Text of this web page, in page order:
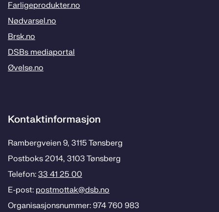
Farligeprodukter.no
Nødvarsel.no
Brsk.no
DSBs mediaportal
Øvelse.no
Kontaktinformasjon
Rambergveien 9, 3115 Tønsberg
Postboks 2014, 3103 Tønsberg
Telefon: 33 41 25 00
E-post: postmottak­@dsb.no
Organisasjonsnummer: 974 760 983